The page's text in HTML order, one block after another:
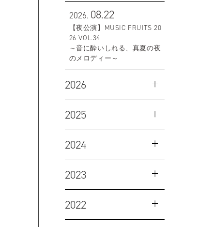
2026. 08.22
【夜公演】MUSIC FRUITS 20
26 VOL.34
～音に酔いしれる、真夏の夜
のメロディー～
2026
2025
2024
2023
2022